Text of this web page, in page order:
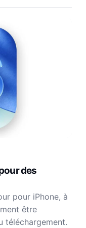
des
pour iPhone, à
être
téléchargement.